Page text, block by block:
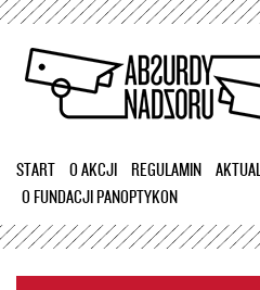
Przejdź
treści
START O AKCJI REGULAMIN
O FUNDACJI PANOPTYKON